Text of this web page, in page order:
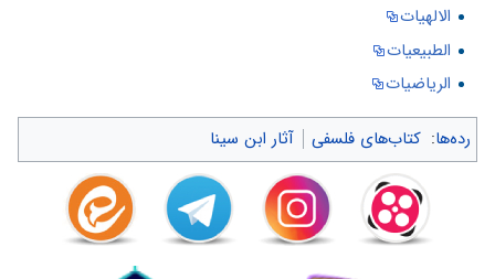
الالهیات
الطبیعیات
الریاضیات
رده‌ها: کتاب‌های فلسفی آثار ابن سینا